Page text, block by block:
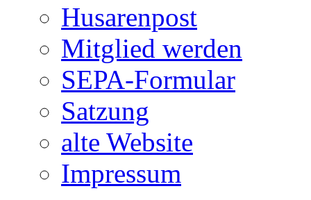
Husarenpost
Mitglied werden
SEPA-Formular
Satzung
alte Website
Impressum